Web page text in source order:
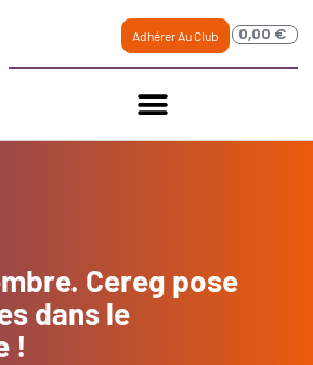
Adhérer Au Club 0,00 €
Cereg pose
dans le
!